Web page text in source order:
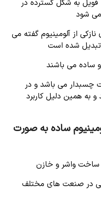
به شکل گسترده در
شود
نازکی از آلومینیوم گفته می
تبدیل شده است
ساده می باشند
چسبدار می باشد و در
به همین دلیل کاربرد
ساده به صورت
ساخت واشر و خازن
در صنعت های مختلف